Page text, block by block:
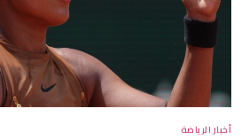
أخبار الرياضة